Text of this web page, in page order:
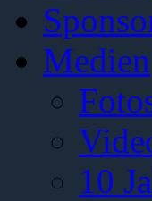
Medien
10